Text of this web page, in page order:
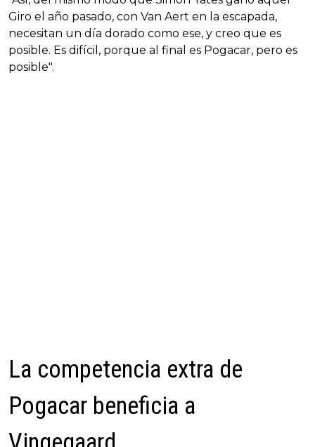
Giro el año pasado, con Van Aert en la escapada,
necesitan un día dorado como ese, y creo que es
posible. Es difícil, porque al final es Pogacar, pero es
posible".
La competencia extra de
Pogacar beneficia a